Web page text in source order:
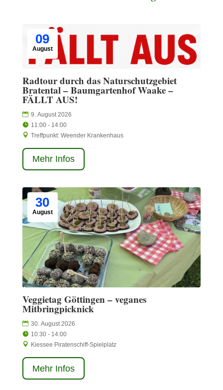
09
August
Radtour durch das Naturschutzgebiet
Bratental – Baumgartenhof Waake –
FÄLLT AUS!
9. August 2026
11:00 - 14:00
Treffpunkt: Weender Krankenhaus
Mehr Infos
30
August
Veggietag Göttingen – veganes
Mitbringpicknick
30. August 2026
10:30 - 14:00
Kiessee Piratenschiff-Spielplatz
Mehr Infos